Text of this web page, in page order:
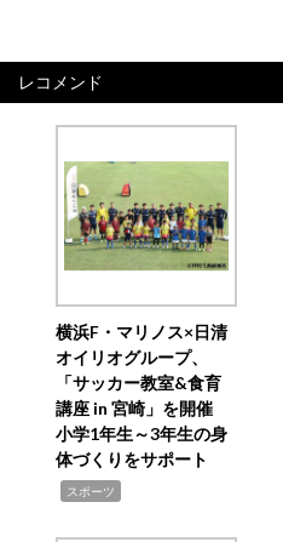
レコメンド
横浜F・マリノス×日清
オイリオグループ、
「サッカー教室&食育
講座 in 宮崎」を開催
小学1年生～3年生の身
体づくりをサポート
スポーツ